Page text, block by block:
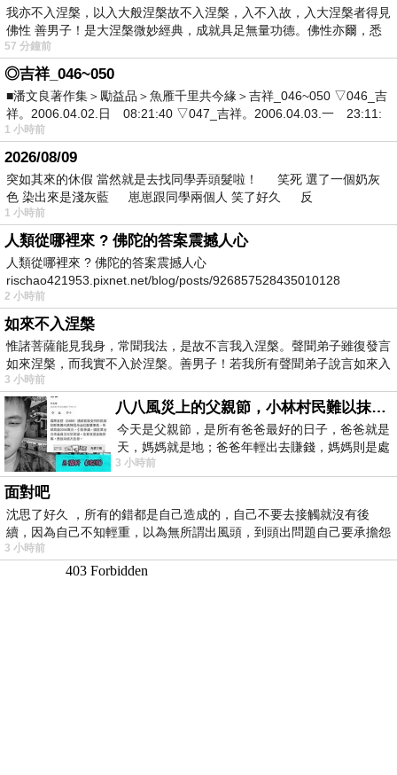
我亦不入涅槃，以入大般涅槃故不入涅槃，入不入故，入大涅槃者得見
佛性 善男子！是大涅槃微妙經典，成就具足無量功德。佛性亦爾，悉
57 分鐘前
◎吉祥_046~050
■潘文良著作集＞勵益品＞魚雁千里共今緣＞吉祥_046~050 ▽046_吉
祥。2006.04.02.日 08:21:40 ▽047_吉祥。2006.04.03.一 23:11:
1 小時前
2026/08/09
突如其來的休假 當然就是去找同學弄頭髮啦！ 笑死 選了一個奶灰
色 染出來是淺灰藍 崽崽跟同學兩個人 笑了好久 反
1 小時前
人類從哪裡來 ? 佛陀的答案震撼人心
人類從哪裡來 ? 佛陀的答案震撼人心
rischao421953.pixnet.net/blog/posts/926857528435010128
2 小時前
如來不入涅槃
惟諸菩薩能見我身，常聞我法，是故不言我入涅槃。聲聞弟子雖復發言
如來涅槃，而我實不入於涅槃。善男子！若我所有聲聞弟子說言如來入
3 小時前
八八風災上的父親節，小林村民難以抹滅的痛
今天是父親節，是所有爸爸最好的日子，爸爸就是
天，媽媽就是地；爸爸年輕出去賺錢，媽媽則是處
理家務，職業不分高低貴賤，只有人品才
3 小時前
面對吧
沈思了好久 ，所有的錯都是自己造成的，自己不要去接觸就沒有後
續，因為自己不知輕重，以為無所謂出風頭，到頭出問題自己要承擔怨
不
3 小時前